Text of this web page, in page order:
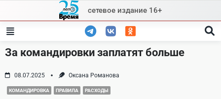
content
сетевое издание 16+
За командировки заплатят больше
08.07.2025 Оксана Романова
КОМАНДИРОВКА ПРАВИЛА РАСХОДЫ